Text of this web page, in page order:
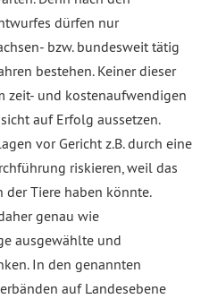
dürfen nur
bzw. bundesweit tätig
bestehen. Keiner dieser
zeit- und kostenaufwendigen
auf Erfolg aussetzen.
vor Gericht z.B. durch eine
riskieren, weil das
Tiere haben könnte.
genau wie
ausgewählte und
In den genannten
auf Landesebene